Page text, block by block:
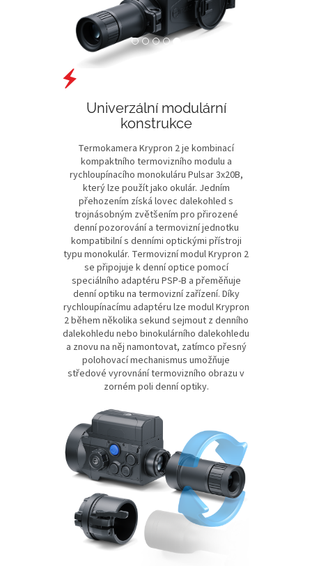
Previous
Next
Univerzální modulární
konstrukce
Termokamera Krypron 2 je kombinací
kompaktního termovizního modulu a
rychloupínacího monokuláru Pulsar 3x20B,
který lze použít jako okulár. Jedním
přehozením získá lovec dalekohled s
trojnásobným zvětšením pro přirozené
denní pozorování a termovizní jednotku
kompatibilní s denními optickými přístroji
typu monokulár. Termovizní modul Krypron 2
se připojuje k denní optice pomocí
speciálního adaptéru PSP-B a přeměňuje
denní optiku na termovizní zařízení. Díky
rychloupínacímu adaptéru lze modul Krypron
2 během několika sekund sejmout z denního
dalekohledu nebo binokulárního dalekohledu
a znovu na něj namontovat, zatímco přesný
polohovací mechanismus umožňuje
středové vyrovnání termovizního obrazu v
zorném poli denní optiky.